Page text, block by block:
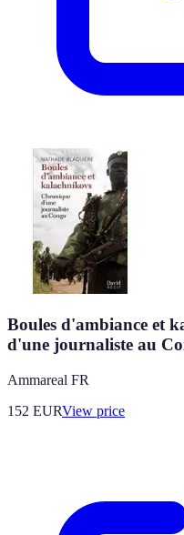
Boules d'ambiance et
d'une journaliste au
Ammareal FR
152 EURView price